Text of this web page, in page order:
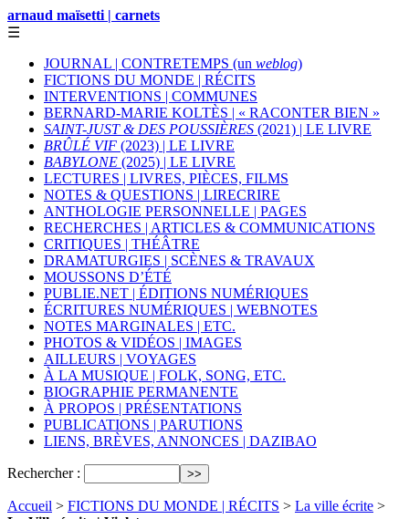
arnaud maïsetti | carnets
☰
JOURNAL | CONTRETEMPS (un weblog)
FICTIONS DU MONDE | RÉCITS
INTERVENTIONS | COMMUNES
BERNARD-MARIE KOLTÈS | « RACONTER BIEN »
SAINT-JUST & DES POUSSIÈRES (2021) | LE LIVRE
BRÛLÉ VIF (2023) | LE LIVRE
BABYLONE (2025) | LE LIVRE
LECTURES | LIVRES, PIÈCES, FILMS
NOTES & QUESTIONS | LIRECRIRE
ANTHOLOGIE PERSONNELLE | PAGES
RECHERCHES | ARTICLES & COMMUNICATIONS
CRITIQUES | THÉÂTRE
DRAMATURGIES | SCÈNES & TRAVAUX
MOUSSONS D’ÉTÉ
PUBLIE.NET | ÉDITIONS NUMÉRIQUES
ÉCRITURES NUMÉRIQUES | WEBNOTES
NOTES MARGINALES | ETC.
PHOTOS & VIDÉOS | IMAGES
AILLEURS | VOYAGES
À LA MUSIQUE | FOLK, SONG, ETC.
BIOGRAPHIE PERMANENTE
À PROPOS | PRÉSENTATIONS
PUBLICATIONS | PARUTIONS
LIENS, BRÈVES, ANNONCES | DAZIBAO
Rechercher :
Accueil > FICTIONS DU MONDE | RÉCITS > La ville écrite >